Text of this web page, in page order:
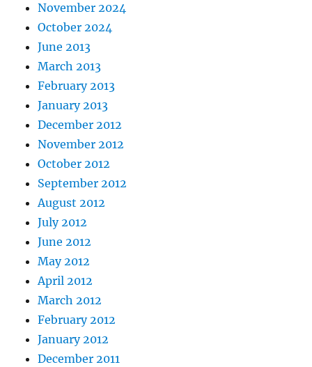
November 2024
October 2024
June 2013
March 2013
February 2013
January 2013
December 2012
November 2012
October 2012
September 2012
August 2012
July 2012
June 2012
May 2012
April 2012
March 2012
February 2012
January 2012
December 2011